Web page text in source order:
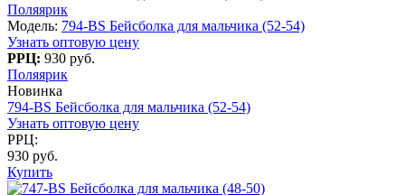
Поляярик
Модель: 794-BS Бейсболка для мальчика (52-54)
Узнать оптовую цену
РРЦ: 930 руб.
Поляярик
Новинка
794-BS Бейсболка для мальчика (52-54)
Узнать оптовую цену
РРЦ:
930 руб.
Купить